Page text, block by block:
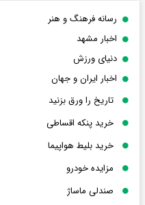
رسانه فرهنگ و هنر
اخبار مشهد
دنیای ورزش
اخبار ایران و جهان
تاریخ را ورق بزنید
خرید پنکه اقساطی
خرید بلیط هواپیما
مزایده خودرو
صندلی ماساژ